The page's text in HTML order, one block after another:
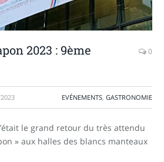
2023 : 9ème
0
EVÉNEMENTS, GASTRONOMIE
le grand retour du très attendu
» aux halles des blancs manteaux